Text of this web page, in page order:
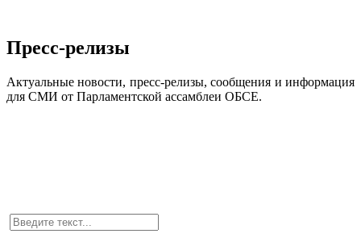
Пресс-релизы
Актуальные новости, пресс-релизы, сообщения и информация
для СМИ от Парламентской ассамблеи ОБСЕ.